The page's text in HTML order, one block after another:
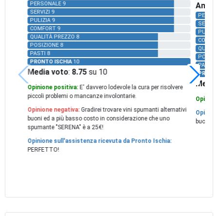
PERSONALE 9
SERVIZI 9
PULIZIA 9
COMFORT 9
QUALITÀ PREZZO 8
POSIZIONE 8
PASTI 8
PRONTO ISCHIA10
Media voto: 8.75 su 10
Opinione positiva: E' davvero lodevole la cura per risolvere
piccoli problemi o mancanze involontarie.
Opinione negativa: Gradirei trovare vini spumanti alternativi
buoni ed a più basso costo in considerazione che uno
spumante "SERENA" è a 25€!
Opinione sull'assistenza ricevuta da Pronto Ischia:
PERFETTO!
Amici!
PASTI
buona